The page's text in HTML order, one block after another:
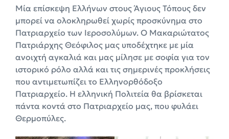
Μία επίσκεψη Ελλήνων στους Άγιους Τόπους δεν
μπορεί να ολοκληρωθεί χωρίς προσκύνημα στο
Πατριαρχείο των Ιεροσολύμων. Ο Μακαριώτατος
Πατριάρχης Θεόφιλος μας υποδέχτηκε με μία
ανοιχτή αγκαλιά και μας μίλησε με σοφία για τον
ιστορικό ρόλο αλλά και τις σημερινές προκλήσεις
που αντιμετωπίζει το Ελληνορθόδοξο
Πατριαρχείο. Η ελληνική Πολιτεία θα βρίσκεται
πάντα κοντά στο Πατριαρχείο μας, που φυλάει
Θερμοπύλες.